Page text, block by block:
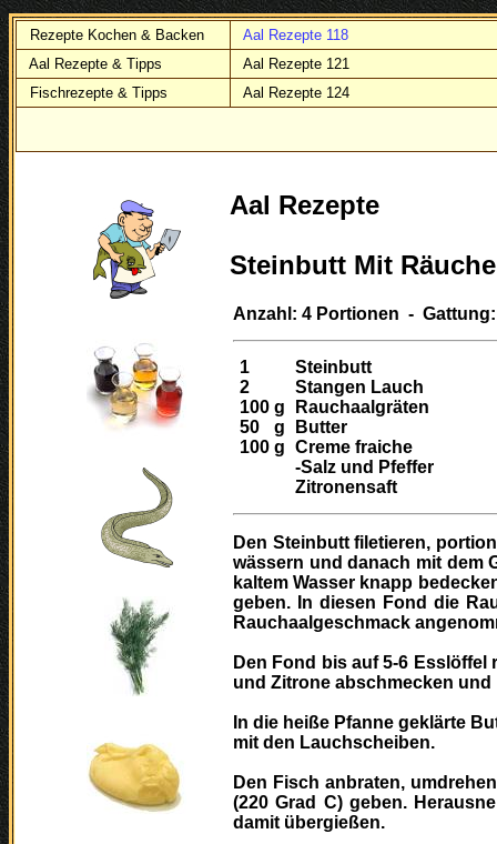
Rezepte Kochen & Backen
Aal Rezepte 118
Aal Rezepte & Tipps
Aal Rezepte 121
Fischrezepte & Tipps
Aal Rezepte 124
Aal Rezepte
Steinbutt Mit
Anzahl: 4 Portionen -
1
2
100
50
100
g
g
g
Steinbutt
Stangen Lauch
Rauchaalgräten
Butter
Creme fraiche
-Salz und Pfeffer
Zitronensaft
Den Steinbutt filetieren,
wässern und danach mit dem
kaltem Wasser knapp
geben. In diesen Fond die
Rauchaalgeschmack
Den Fond bis auf 5-6 Esslöffel
und Zitrone abschmecken
In die heiße Pfanne geklärte
mit den Lauchscheiben.
Den Fisch anbraten,
(220 Grad C) geben.
damit übergießen.